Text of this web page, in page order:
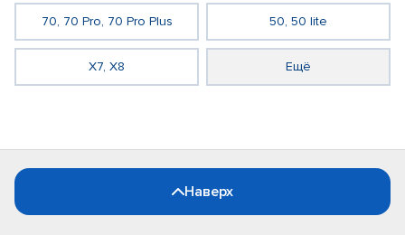
70, 70 Pro, 70 Pro Plus 50, 50 lite
X7, X8 Ещё
Наверх